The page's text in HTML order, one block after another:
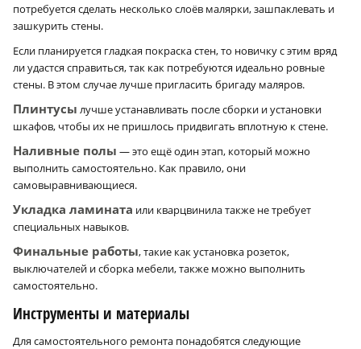
потребуется сделать несколько слоёв малярки, зашпаклевать и
зашкурить стены.
Если планируется гладкая покраска стен, то новичку с этим вряд
ли удастся справиться, так как потребуются идеально ровные
стены. В этом случае лучше пригласить бригаду маляров.
Плинтусы лучше устанавливать после сборки и установки
шкафов, чтобы их не пришлось придвигать вплотную к стене.
Наливные полы — это ещё один этап, который можно
выполнить самостоятельно. Как правило, они
самовыравнивающиеся.
Укладка ламината или кварцвинила также не требует
специальных навыков.
Финальные работы, такие как установка розеток,
выключателей и сборка мебели, также можно выполнить
самостоятельно.
Инструменты и материалы
Для самостоятельного ремонта понадобятся следующие